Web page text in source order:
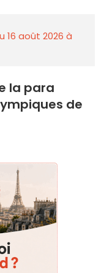
16 août 2026 à
la para
de